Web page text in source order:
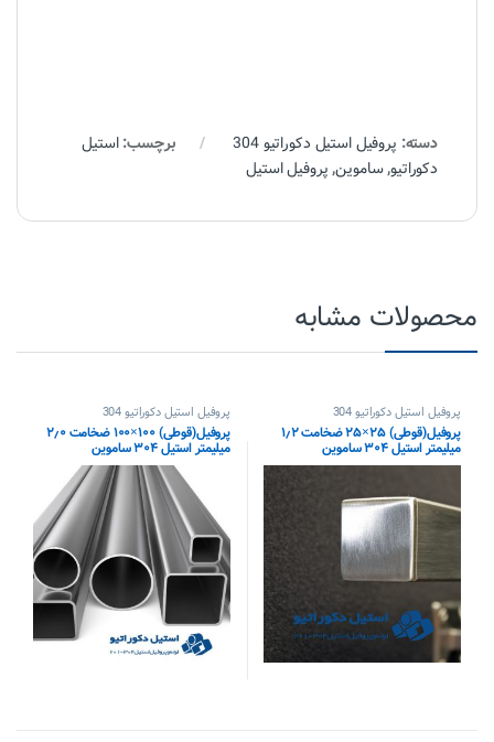
دسته: پروفیل استیل دکوراتیو 304 برچسب:استیل
دکوراتیو,ساموین,پروفیل استیل
محصولات مشابه
پروفیل استیل دکوراتیو 304
پروفیل(قوطی) ۲۵×۲۵ ضخامت ۱٫۲
میلیمتر استیل ۳۰۴ ساموین
پروفیل استیل دکوراتیو 304
پروفیل(قوطی) ۱۰۰×۱۰۰ ضخامت ۲٫۰
میلیمتر استیل ۳۰۴ ساموین